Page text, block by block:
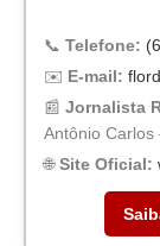
📞 Telefone:
✉️ E-mail:
📰 Jornalista
Antônio Carlos
🌐Site Oficial: